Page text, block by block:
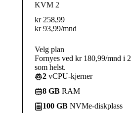
KVM 2
kr 258,99
kr 93,99/mnd
Velg plan
Fornyes ved kr 180,99/mnd i
som helst.
2 vCPU-kjerner
8 GB RAM
100 GB NVMe-diskplass